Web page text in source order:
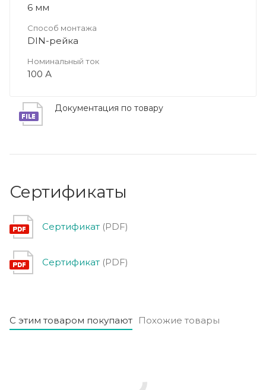
6 мм
Способ монтажа
DIN-рейка
Номинальный ток
100 А
Документация по товару
Сертификаты
Сертификат (PDF)
Сертификат (PDF)
С этим товаром покупают Похожие товары